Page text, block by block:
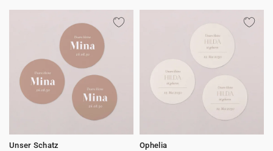
Unser Schatz
Ophelia